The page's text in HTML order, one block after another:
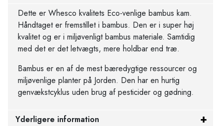
Dette er Whesco kvalitets Eco-venlige bambus kam.
Håndtaget er fremstillet i bambus. Den er i super høj
kvalitet og er i miljøvenligt bambus materiale. Samtidig
med det er det letvægts, mere holdbar end træ.
Bambus er en af de mest bæredygtige ressourcer og
miljøvenlige planter på Jorden. Den har en hurtig
genvækstcyklus uden brug af pesticider og gødning.
Yderligere information